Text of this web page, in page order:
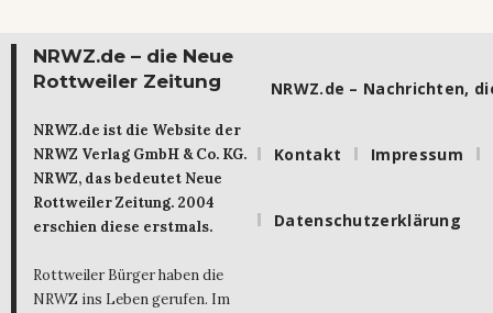
NRWZ.de – die Neue
Rottweiler Zeitung
NRWZ.de ist die Website der
NRWZ Verlag GmbH & Co. KG.
NRWZ, das bedeutet Neue
Rottweiler Zeitung. 2004
erschien diese erstmals.
Rottweiler Bürger haben die
NRWZ ins Leben gerufen. Im
NRWZ.de – Nachrichten,
Kontakt Impressum
Datenschutzerklärung